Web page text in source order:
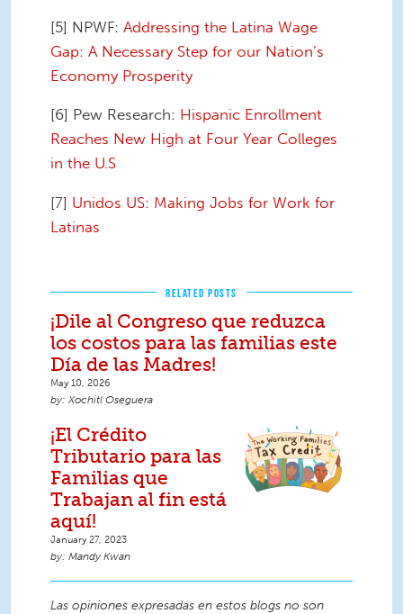
[5] NPWF: Addressing the Latina Wage
Gap: A Necessary Step for our Nation’s
Economy Prosperity
[6] Pew Research: Hispanic Enrollment
Reaches New High at Four Year Colleges
in the U.S
[7] Unidos US: Making Jobs for Work for
Latinas
RELATED POSTS
¡Dile al Congreso que reduzca
los costos para las familias este
Día de las Madres!
May 10, 2026
Xochitl Oseguera
¡El Crédito
Tributario para las
Familias que
Trabajan al fin está
aquí!
January 27, 2023
Mandy Kwan
Las opiniones expresadas en estos blogs no son